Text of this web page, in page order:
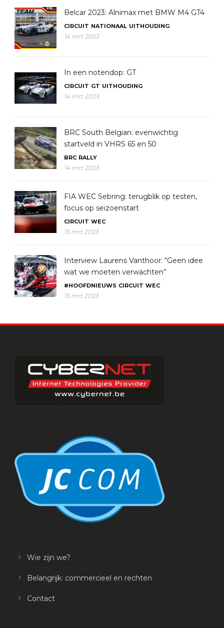
Belcar 2023: Alnimax met BMW M4 GT4
CIRCUIT NATIONAAL UITHOUDING
14 mrt 2023
In een notendop: GT
CIRCUIT GT UITHOUDING
14 mrt 2023
BRC South Belgian: evenwichtig
startveld in VHRS 65 en 50
BRC RALLY
14 mrt 2023
FIA WEC Sebring: terugblik op testen,
focus op seizoenstart
CIRCUIT WEC
13 mrt 2023
Interview Laurens Vanthoor: “Geen idee
wat we moeten verwachten”
#HOOFDNIEUWS CIRCUIT WEC
13 mrt 2023
Wie zijn we?
Belangrijk: commercieel en rechten
Contact